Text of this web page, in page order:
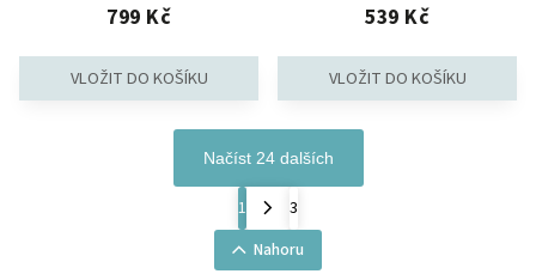
799 Kč 539 Kč
Načíst 24 dalších
1
3
Nahoru